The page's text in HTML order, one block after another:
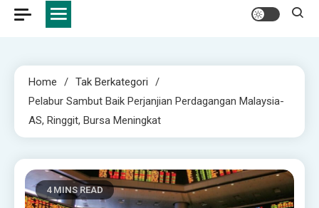
Home
Tak Berkategori
Pelabur Sambut Baik Perjanjian Perdagangan Malaysia-
AS, Ringgit, Bursa Meningkat
4 MINS READ